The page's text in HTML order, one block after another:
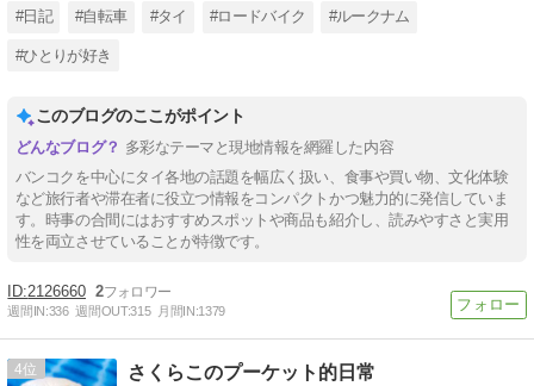
#日記 #自転車 #タイ #ロードバイク #ルークナム
#ひとりが好き
このブログのここがポイント
多彩なテーマと現地情報を網羅した内容
バンコクを中心にタイ各地の話題を幅広く扱い、食事や買い物、文化体験
など旅行者や滞在者に役立つ情報をコンパクトかつ魅力的に発信していま
す。時事の合間にはおすすめスポットや商品も紹介し、読みやすさと実用
性を両立させていることが特徴です。
2126660 2
週間IN:336 週間OUT:315 月間IN:1379
4 さくらこのプーケット的日常